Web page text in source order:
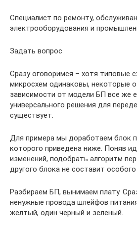
Специалист по ремонту,
электрооборудования и
Задать вопрос
Сразу оговоримся – хотя типовые
микросхем одинаковы, некоторые
зависимости от модели БП все же
универсального решения для
существует.
Для примера мы доработаем блок
которого приведена ниже. Поняв
изменений, подобрать алгоритм
другого блока не составит
Разбираем БП, вынимаем плату.
ненужные провода шлейфов
желтый, один черный и зеленый.